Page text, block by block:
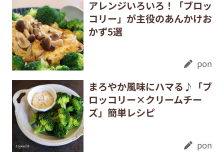
アレンジいろいろ！「ブロッ
コリー」が主役のあんかけお
かず5選
pon
まろやか風味にハマる♪「ブ
ロッコリー×クリームチー
ズ」簡単レシピ
pon